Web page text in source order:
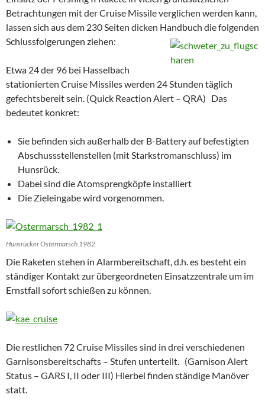
Betrachtungen mit der Cruise Missile verglichen werden kann,
lassen sich aus dem 230 Seiten dicken Handbuch die folgenden
Schlussfolgerungen ziehen:
Etwa 24 der 96 bei Hasselbach
stationierten Cruise Missiles werden 24 Stunden täglich
gefechtsbereit sein. (Quick Reaction Alert – QRA) Das
bedeutet konkret:
Sie befinden sich außerhalb der B-Battery auf befestigten
Abschussstellenstellen (mit Starkstromanschluss) im
Hunsrück.
Dabei sind die Atomsprengköpfe installiert
Die Zieleingabe wird vorgenommen.
Hunsrücker Ostermarsch 1982
Die Raketen stehen in Alarmbereitschaft, d.h. es besteht ein
ständiger Kontakt zur übergeordneten Einsatzzentrale um im
Ernstfall sofort schießen zu können.
Die restlichen 72 Cruise Missiles sind in drei verschiedenen
Garnisonsbereitschafts – Stufen unterteilt. (Garnison Alert
Status – GARS I, II oder III) Hierbei finden ständige Manöver
statt.